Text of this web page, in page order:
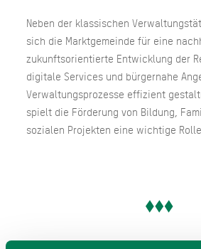
Neben der klassischen
sich die Marktgemeinde für eine
zukunftsorientierte Entwicklung der
digitale Services und bürgernahe
Verwaltungsprozesse effizient
spielt die Förderung von Bildung,
sozialen Projekten eine wichtige